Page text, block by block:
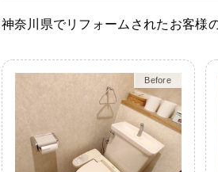
神奈川県でリフォームされたお客様
Before
After